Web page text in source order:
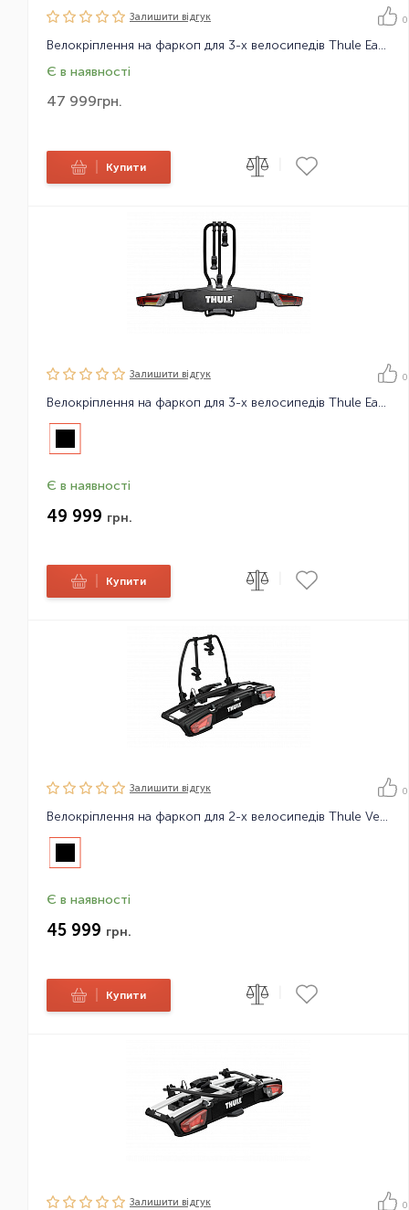
Залишити вiдгук 0
Велокріплення на фаркоп для 3-х велосипедів Thule EasyFold XT 934
Є в наявності
47 999грн.
Купити
Залишити вiдгук 0
Велокріплення на фаркоп для 3-х велосипедів Thule EasyFold XT 3B
Є в наявності
49 999 грн.
Купити
Залишити вiдгук 0
Велокріплення на фаркоп для 2-х велосипедів Thule VeloSpace XT 2bike
Є в наявності
45 999 грн.
Купити
Залишити вiдгук 0